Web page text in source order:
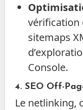
vérification
sitemaps
Console.
4. SEO Off-
Le netlinking,